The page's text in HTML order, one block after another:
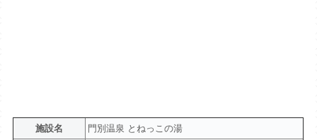
施設名
門別温泉 とねっこの湯